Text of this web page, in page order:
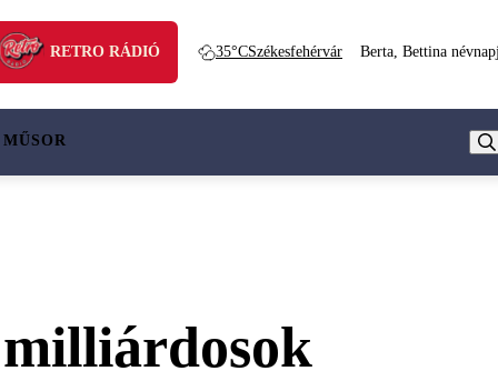
RETRO RÁDIÓ 35°CSzékesfehérvár Berta, Bettina